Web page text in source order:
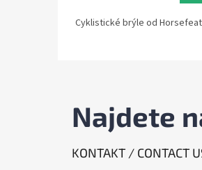
Cyklistické brýle od
Najdete
KONTAKT / CONTACT